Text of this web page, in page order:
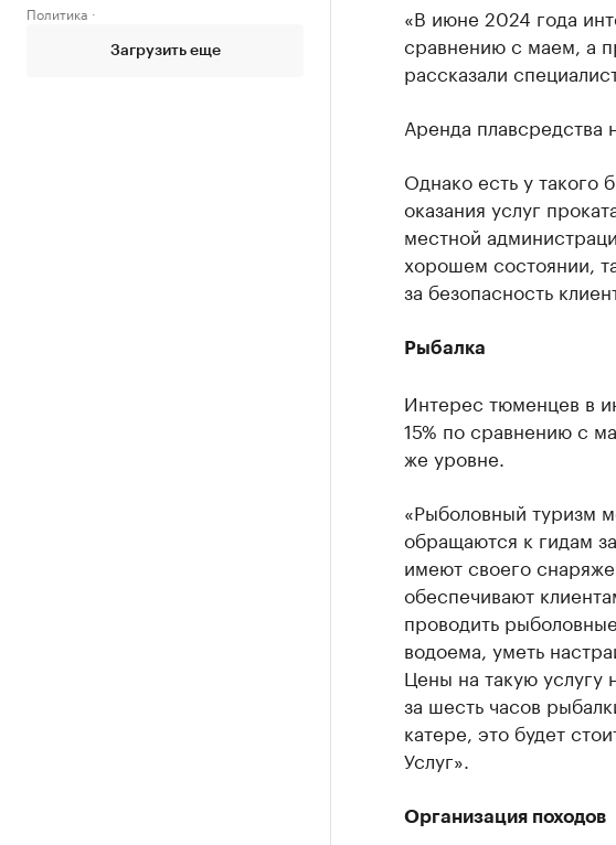
Политика
Загрузить еще
«В июне 2024 года
сравнению с маем, а
рассказали
Аренда плавсредства
Однако есть у такого
оказания услуг
местной
хорошем состоянии,
за безопасность
Рыбалка
Интерес тюменцев в
15% по сравнению с
же уровне.
«Рыболовный туризм
обращаются к гидам
имеют своего
обеспечивают
проводить
водоема, уметь
Цены на такую услугу
за шесть часов
катере, это будет
Услуг».
Организация походов